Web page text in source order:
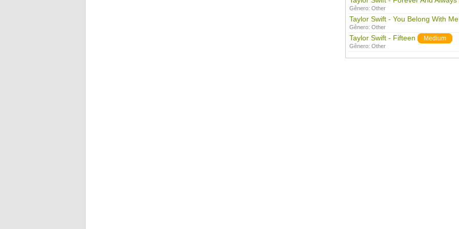
Gênero: Other
Taylor Swift - You Belong With Me
Gênero: Other
Taylor Swift - Fifteen Medium
Gênero: Other